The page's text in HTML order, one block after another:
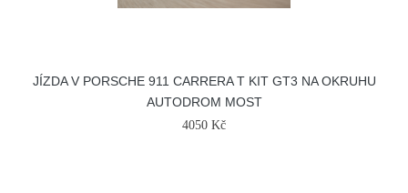
JÍZDA V PORSCHE 911 CARRERA T KIT GT3 NA OKRUHU
AUTODROM MOST
4050 Kč